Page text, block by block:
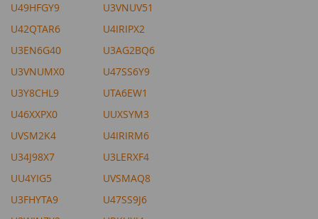
U49HFGY9
U42QTAR6
U3EN6G40
U3VNUMX0
U3Y8CHL9
U46XXPX0
UVSM2K4
U34J98X7
UU4YIG5
U3FHYTA9
U3VNUV51
U4IRIPX2
U3AG2BQ6
U47SS6Y9
UTA6EW1
UUXSYM3
U4IRIRM6
U3LERXF4
UVSMAQ8
U47SS9J6